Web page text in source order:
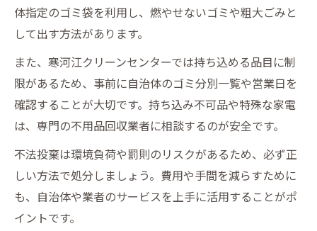
体指定のゴミ袋を利用し、燃やせないゴミや粗大ごみと
して出す方法があります。
また、寒河江クリーンセンターでは持ち込める品目に制
限があるため、事前に自治体のゴミ分別一覧や営業日を
確認することが大切です。持ち込み不可品や特殊な家電
は、専門の不用品回収業者に相談するのが安全です。
不法投棄は環境負荷や罰則のリスクがあるため、必ず正
しい方法で処分しましょう。費用や手間を減らすために
も、自治体や業者のサービスを上手に活用することがポ
イントです。